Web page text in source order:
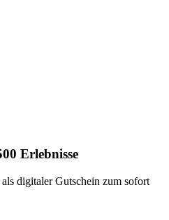
Erlebnisse
digitaler Gutschein zum sofort